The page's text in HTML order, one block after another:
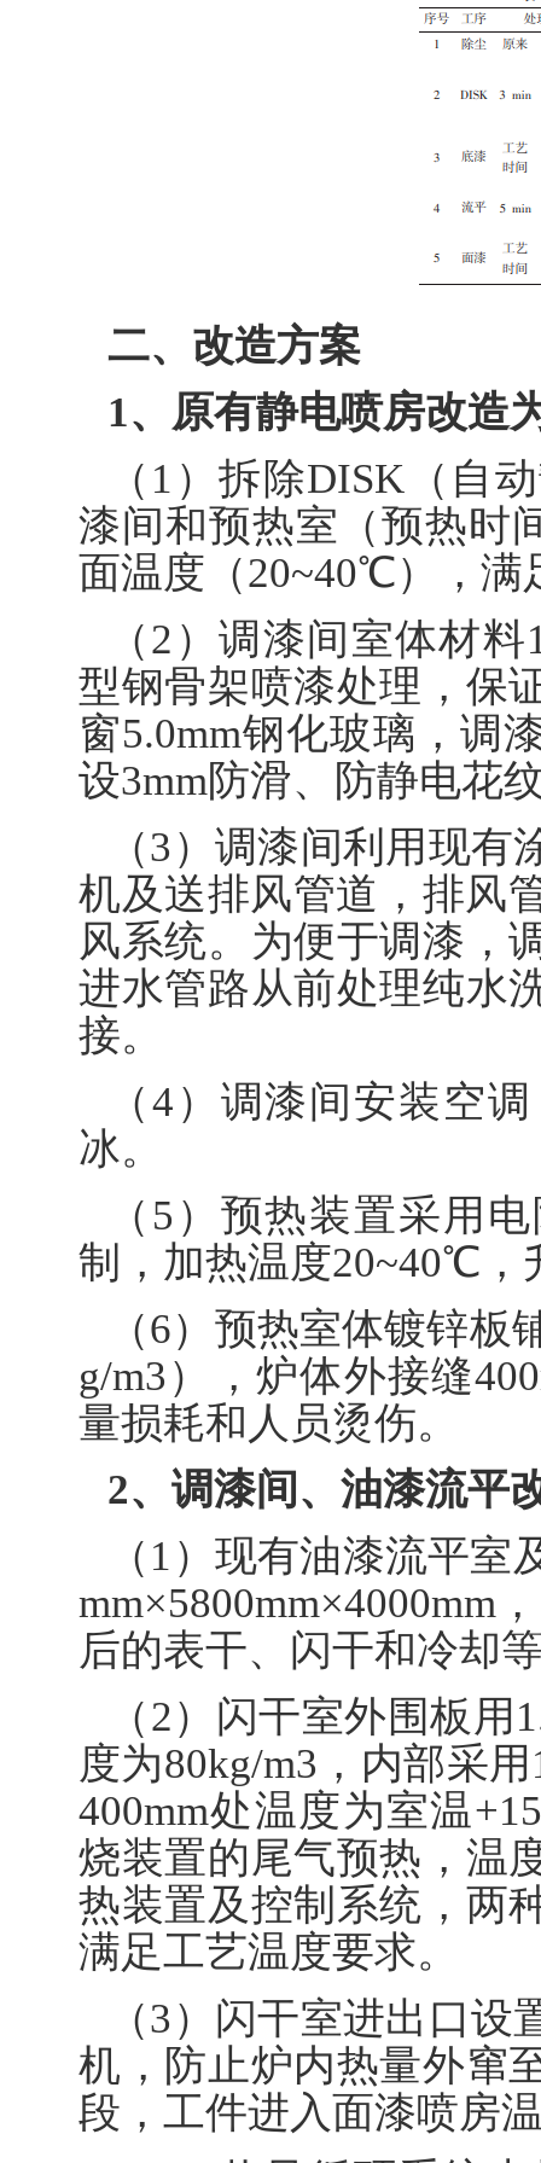
二、改造方案
1、原有静电喷房改造
（1）拆除DISK（自
漆间和预热室（预热时
面温度（20~40℃），满
（2）调漆间室体材
型钢骨架喷漆处理，保
窗5.0mm钢化玻璃，调
设3mm防滑、防静电花
（3）调漆间利用现
机及送排风管道，排风
风系统。为便于调漆，
进水管路从前处理纯水
接。
（4）调漆间安装空
冰。
（5）预热装置采用
制，加热温度20~40℃，
（6）预热室体镀锌
g/m3），炉体外接缝
量损耗和人员烫伤。
2、调漆间、油漆流平
（1）现有油漆流平
mm×5800mm×4000mm
后的表干、闪干和冷却
（2）闪干室外围板
度为80kg/m3，内部采
400mm处温度为室温
烧装置的尾气预热，温
热装置及控制系统，两
满足工艺温度要求。
（3）闪干室进出口
机，防止炉内热量外窜
段，工件进入面漆喷房